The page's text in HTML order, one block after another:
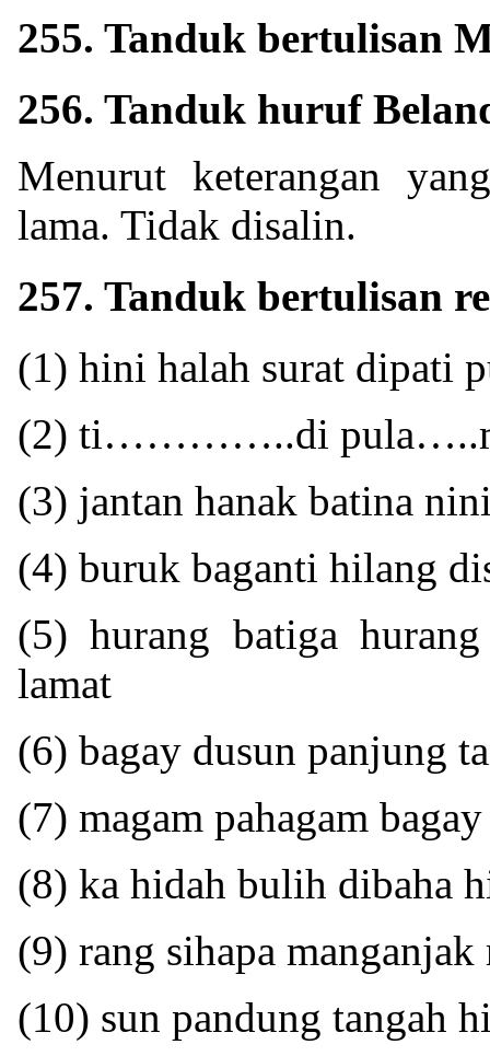
255. Tanduk bertulisan
256. Tanduk huruf
Menurut keterangan
lama. Tidak disalin.
257. Tanduk bertulisan
(1) hini halah surat dipati
(2) ti…………..di
(3) jantan hanak batina
(4) buruk baganti hilang
(5) hurang batiga
lamat
(6) bagay dusun panjung
(7) magam pahagam
(8) ka hidah bulih dibaha
(9) rang sihapa
(10) sun pandung tangah